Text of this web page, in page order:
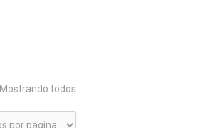
Mostrando todos